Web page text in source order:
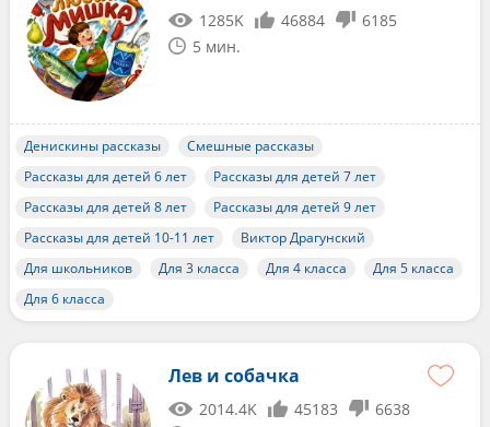
1285K 46884
6185
5 мин.
Денискины рассказы
Смешные рассказы
Рассказы для детей 6 лет
Рассказы для детей 7 лет
Рассказы для детей 8 лет
Рассказы для детей 9 лет
Рассказы для детей 10-11 лет
Виктор Драгунский
Для школьников
Для 3 класса Для 4 класса
Для 5 класса
Для 6 класса
Лев и собачка
2014.4K 45183
6638